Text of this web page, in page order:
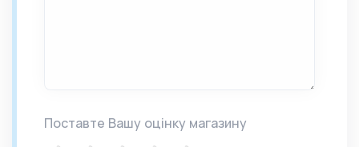
Поставте Вашу оцінку магазину